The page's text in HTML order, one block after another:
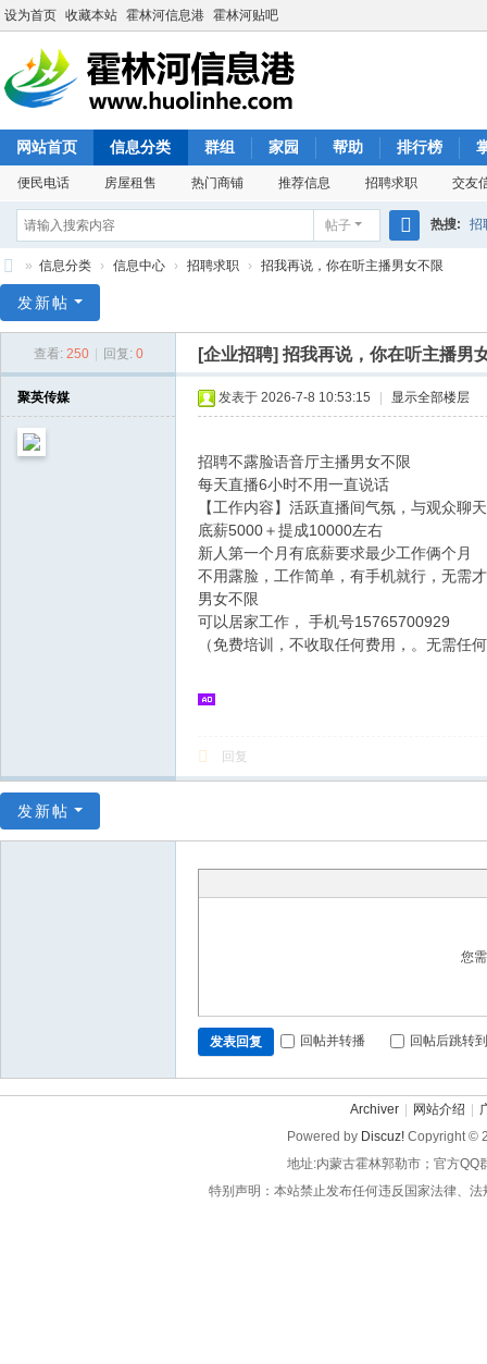
设为首页 收藏本站 霍林河信息港 霍林河贴吧
网站首页 信息分类 群组 家园 帮助 排行榜
便民电话 房屋租售 热门商铺 推荐信息 招聘求职 交友
帖子
搜
热搜: 招
林
» 信息分类 › 信息中心 › 招聘求职 › 招我再说，你在听主播男女不限
发新帖
查看: 250 回复: 0 [企业招聘] 招我再说，你在听主播男
聚英传媒 发表于 2026-7-8 10:53:15 显示全部楼层
招聘不露脸语音厅主播男女不限
每天直播6小时不用一直说话
【工作内容】活跃直播间气氛，与观众聊
底薪5000＋提成10000左右
新人第一个月有底薪要求最少工作俩个月
不用露脸，工作简单，有手机就行，无需
男女不限
可以居家工作， 手机号15765700929
（免费培训，不收取任何费用，。无需任
回复
发新帖
您
发表回复 回帖并转播 回帖后跳转
Archiver 网站介绍
Powered by Discuz! Copyright ©
地址:内蒙古霍林郭勒市；官方QQ
特别声明：本站禁止发布任何违反国家法律、